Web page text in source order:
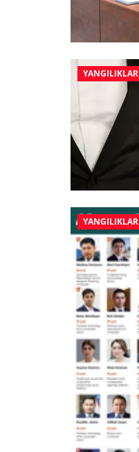
YANGILIKLAR
YANGILIKLAR